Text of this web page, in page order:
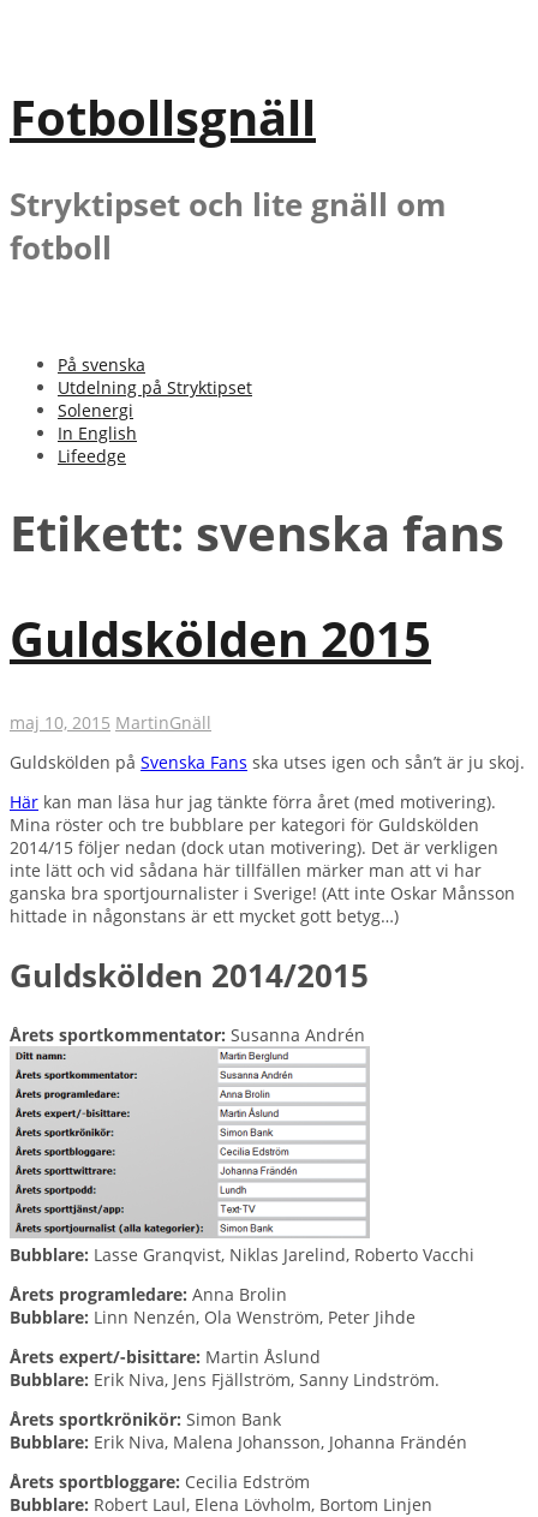
Fotbollsgnäll
Stryktipset och lite gnäll om
fotboll
På svenska
Utdelning på Stryktipset
Solenergi
In English
Lifeedge
Etikett: svenska fans
Guldskölden 2015
maj 10, 2015 MartinGnäll
Guldskölden på Svenska Fans ska utses igen och sån’t är ju skoj.
Här kan man läsa hur jag tänkte förra året (med motivering).
Mina röster och tre bubblare per kategori för Guldskölden
2014/15 följer nedan (dock utan motivering). Det är verkligen
inte lätt och vid sådana här tillfällen märker man att vi har
ganska bra sportjournalister i Sverige! (Att inte Oskar Månsson
hittade in någonstans är ett mycket gott betyg…)
Guldskölden 2014/2015
Årets sportkommentator: Susanna Andrén
Bubblare: Lasse Granqvist, Niklas Jarelind, Roberto Vacchi
Årets programledare: Anna Brolin
Bubblare: Linn Nenzén, Ola Wenström, Peter Jihde
Årets expert/-bisittare: Martin Åslund
Bubblare: Erik Niva, Jens Fjällström, Sanny Lindström.
Årets sportkrönikör: Simon Bank
Bubblare: Erik Niva, Malena Johansson, Johanna Frändén
Årets sportbloggare: Cecilia Edström
Bubblare: Robert Laul, Elena Lövholm, Bortom Linjen